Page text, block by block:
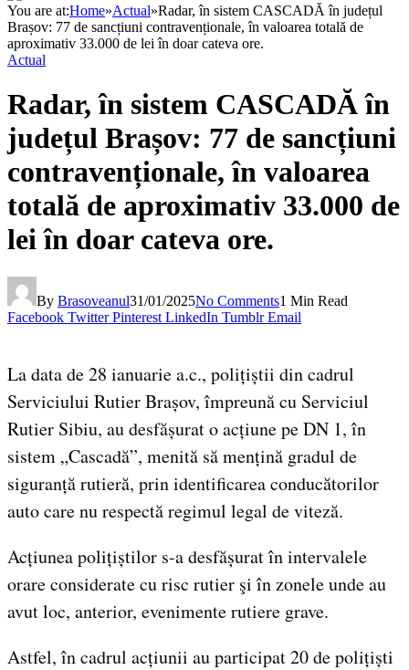
You are at:Home»Actual»Radar, în sistem CASCADĂ în județul
Brașov: 77 de sancțiuni contravenționale, în valoarea totală de
aproximativ 33.000 de lei în doar cateva ore.
Actual
Radar, în sistem CASCADĂ în
județul Brașov: 77 de sancțiuni
contravenționale, în valoarea
totală de aproximativ 33.000 de
lei în doar cateva ore.
By Brasoveanul31/01/2025No Comments1 Min Read
Facebook Twitter Pinterest LinkedIn Tumblr Email
La data de 28 ianuarie a.c., polițiștii din cadrul
Serviciului Rutier Brașov, împreună cu Serviciul
Rutier Sibiu, au desfășurat o acțiune pe DN 1, în
sistem „Cascadă”, menită să mențină gradul de
siguranță rutieră, prin identificarea conducătorilor
auto care nu respectă regimul legal de viteză.
Acțiunea polițiștilor s-a desfășurat în intervalele
orare considerate cu risc rutier şi în zonele unde au
avut loc, anterior, evenimente rutiere grave.
Astfel, în cadrul acțiunii au participat 20 de polițiști